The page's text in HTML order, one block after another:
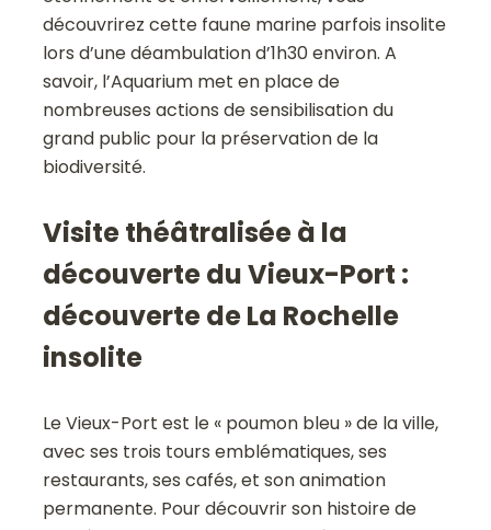
découvrirez cette faune marine parfois insolite
lors d’une déambulation d’1h30 environ. A
savoir, l’Aquarium met en place de
nombreuses actions de sensibilisation du
grand public pour la préservation de la
biodiversité.
Visite théâtralisée à la
découverte du Vieux-Port :
découverte de La Rochelle
insolite
Le Vieux-Port est le « poumon bleu » de la ville,
avec ses trois tours emblématiques, ses
restaurants, ses cafés, et son animation
permanente. Pour découvrir son histoire de